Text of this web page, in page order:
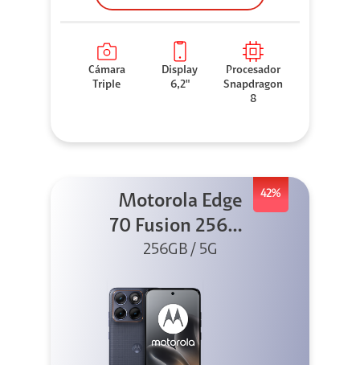
Cámara
Triple
Display
6,2"
Procesador
Snapdragon
8
42%
Motorola Edge
70 Fusion 256GB
Azul
256GB / 5G